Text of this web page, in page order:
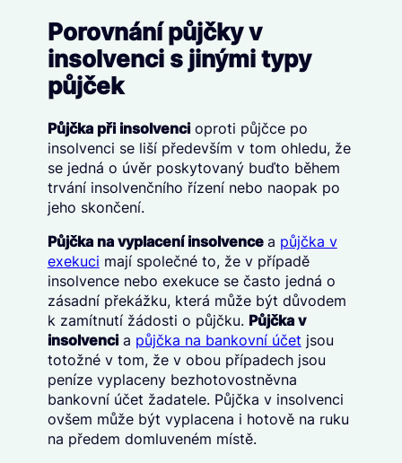
Porovnání půjčky v
insolvenci s jinými typy
půjček
Půjčka při insolvencioproti půjčce po
insolvenci se liší především v tom ohledu, že
se jedná o úvěr poskytovaný buďto během
trvání insolvenčního řízení nebo naopak po
jeho skončení.
Půjčka na vyplacení insolvence a půjčka v
exekuci mají společné to, že v případě
insolvence nebo exekuce se často jedná o
zásadní překážku, která může být důvodem
k zamítnutí žádosti o půjčku. Půjčka v
insolvencia půjčka na bankovní účet jsou
totožné v tom, že v obou případech jsou
peníze vyplaceny bezhotovostněvna
bankovní účet žadatele. Půjčka v insolvenci
ovšem může být vyplacena i hotově na ruku
na předem domluveném místě.